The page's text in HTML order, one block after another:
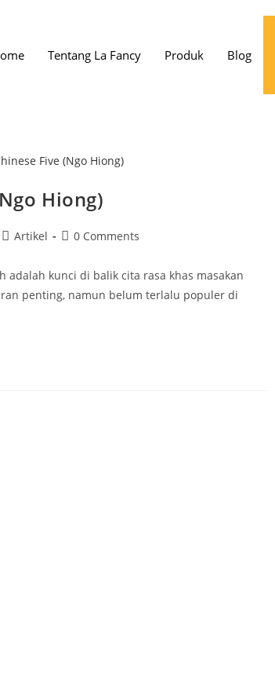
Tentang La Fancy Produk Blog
Hiong)
Artikel 0 Comments
adalah kunci di balik cita rasa khas masakan
penting, namun belum terlalu populer di